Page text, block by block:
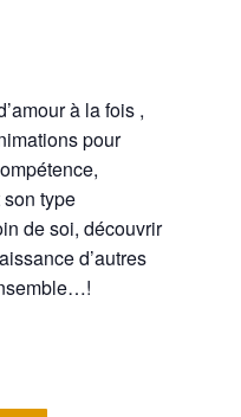
à la fois ,
pour
type
de soi, découvrir
d’autres